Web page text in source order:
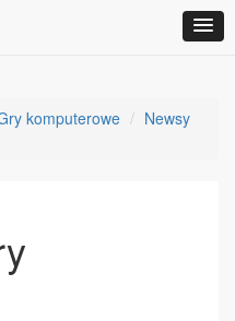
komputerowe
Newsy